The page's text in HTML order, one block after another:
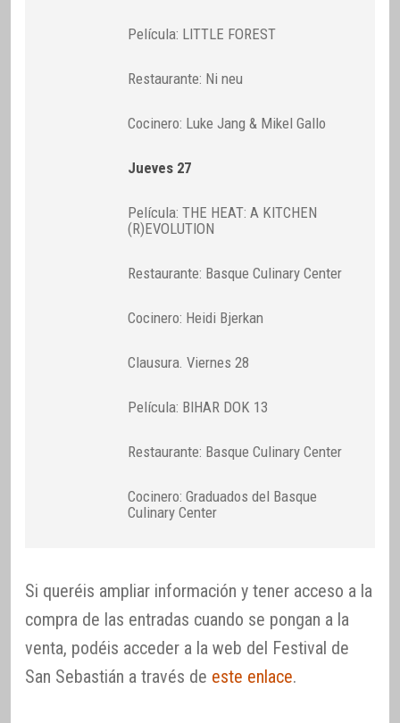
Película: LITTLE FOREST
Restaurante: Ni neu
Cocinero: Luke Jang & Mikel Gallo
Jueves 27
Película: THE HEAT: A KITCHEN
(R)EVOLUTION
Restaurante: Basque Culinary Center
Cocinero: Heidi Bjerkan
Clausura. Viernes 28
Película: BIHAR DOK 13
Restaurante: Basque Culinary Center
Cocinero: Graduados del Basque
Culinary Center
Si queréis ampliar información y tener acceso a la
compra de las entradas cuando se pongan a la
venta, podéis acceder a la web del Festival de
San Sebastián a través de este enlace.